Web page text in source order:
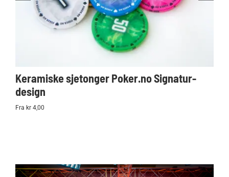
Keramiske sjetonger Poker.no Signatur-
design
Fra kr 4,00